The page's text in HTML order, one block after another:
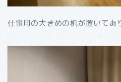
仕事用の大きめの机が置いてあ